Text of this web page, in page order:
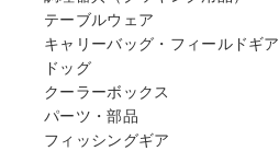
テーブルウェア
キャリーバッグ・フィールドギア
ドッグ
クーラーボックス
パーツ・部品
フィッシングギア